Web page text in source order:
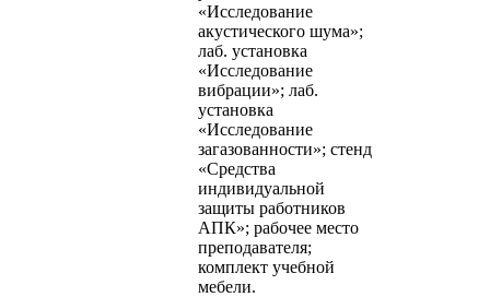
«Исследование
акустического шума»;
лаб. установка
«Исследование
вибрации»; лаб.
установка
«Исследование
загазованности»; стенд
«Средства
индивидуальной
защиты работников
АПК»; рабочее место
преподавателя;
комплект учебной
мебели.